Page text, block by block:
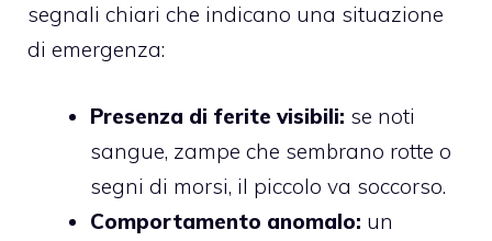
segnali chiari che indicano una situazione
di emergenza:
Presenza di ferite visibili: se noti
sangue, zampe che sembrano rotte o
segni di morsi, il piccolo va soccorso.
Comportamento anomalo: un